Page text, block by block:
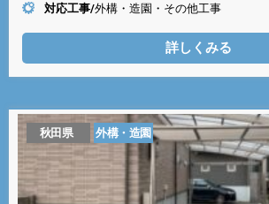
対応工事/外構・造園・その他工事
詳しくみる
秋田県 外構・造園